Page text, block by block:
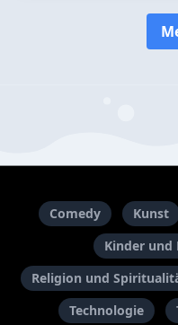
Comedy Kunst
Kinder und
Religion und
Technologie